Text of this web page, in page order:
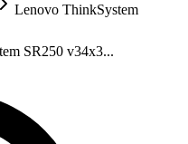
Lenovo ThinkSystem
SR250 v34x3...